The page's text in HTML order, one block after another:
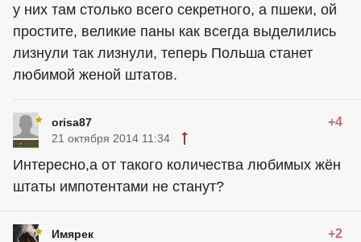
у них там столько всего секретного, а пшеки, ой
простите, великие паны как всегда выделились
лизнули так лизнули, теперь Польша станет
любимой женой штатов.
orisa87 +4
21 октября 2014 11:34
Интересно,а от такого количества любимых жён
штаты импотентами не станут?
Имярек +2